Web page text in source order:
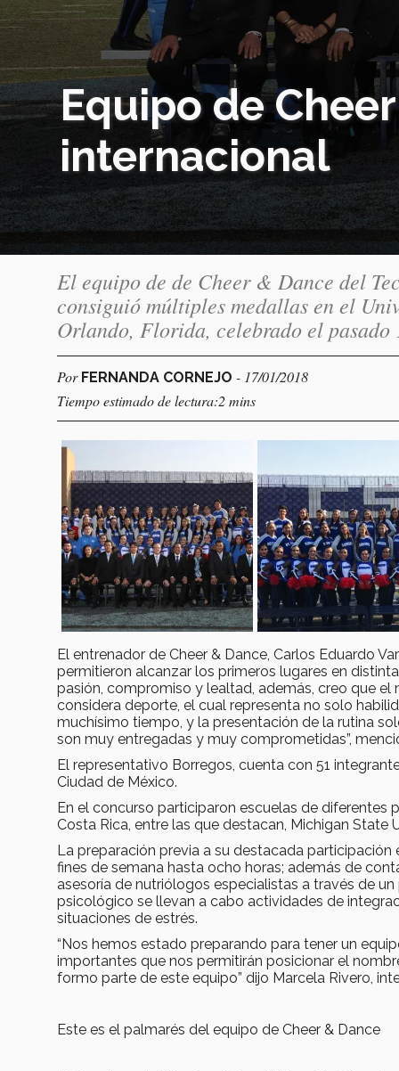
Equipo de
internacional
El equipo de de Cheer & Dance del
consiguió múltiples medallas en el
Orlando, Florida, celebrado el pasado
Por FERNANDA CORNEJO - 17/01/2018
Tiempo estimado de lectura:2 mins
El entrenador de Cheer & Dance, Carlos Eduardo
permitieron alcanzar los primeros lugares en
pasión, compromiso y lealtad, además, creo que
considera deporte, el cual representa no solo
muchísimo tiempo, y la presentación de la rutina
son muy entregadas y muy comprometidas”,
El representativo Borregos, cuenta con 51
Ciudad de México.
En el concurso participaron escuelas de diferentes
Costa Rica, entre las que destacan, Michigan State
La preparación previa a su destacada
fines de semana hasta ocho horas; además de
asesoría de nutriólogos especialistas a través de
psicológico se llevan a cabo actividades de
situaciones de estrés.
“Nos hemos estado preparando para tener un
importantes que nos permitirán posicionar el
formo parte de este equipo” dijo Marcela Rivero,
Este es el palmarés del equipo de Cheer & Dance